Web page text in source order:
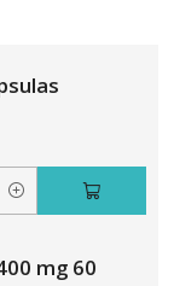
mg 60